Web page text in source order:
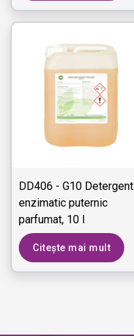
DD406 - G10 Detergent
enzimatic puternic
parfumat, 10 l
Citește mai mult